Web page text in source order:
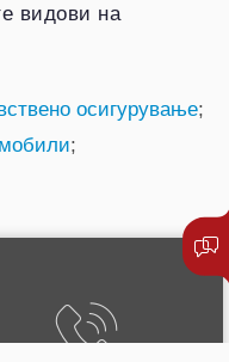
видови на
осигурување;
;